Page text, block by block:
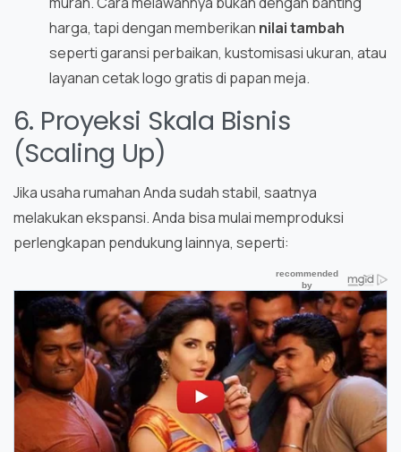
harga, tapi dengan memberikan nilai tambah
seperti garansi perbaikan, kustomisasi ukuran, atau
layanan cetak logo gratis di papan meja.
6. Proyeksi Skala Bisnis
(Scaling Up)
Jika usaha rumahan Anda sudah stabil, saatnya
melakukan ekspansi. Anda bisa mulai memproduksi
perlengkapan pendukung lainnya, seperti: